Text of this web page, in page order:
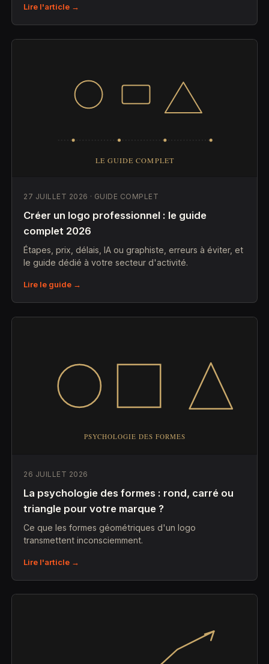
Lire l'article →
27 JUILLET 2026 · GUIDE COMPLET
Créer un logo professionnel : le guide
complet 2026
Étapes, prix, délais, IA ou graphiste, erreurs à éviter, et
le guide dédié à votre secteur d'activité.
Lire le guide →
26 JUILLET 2026
La psychologie des formes : rond, carré ou
triangle pour votre marque ?
Ce que les formes géométriques d'un logo
transmettent inconsciemment.
Lire l'article →